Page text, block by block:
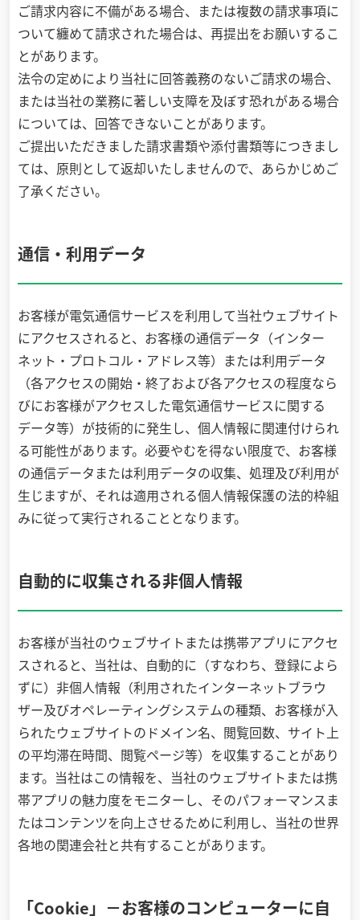
ご請求内容に不備がある場合、または複数の請求事項に
ついて纏めて請求された場合は、再提出をお願いするこ
とがあります。
法令の定めにより当社に回答義務のないご請求の場合、
または当社の業務に著しい支障を及ぼす恐れがある場合
については、回答できないことがあります。
ご提出いただきました請求書類や添付書類等につきまし
ては、原則として返却いたしませんので、あらかじめご
了承ください。
通信・利用データ
お客様が電気通信サービスを利用して当社ウェブサイト
にアクセスされると、お客様の通信データ（インター
ネット・プロトコル・アドレス等）または利用データ
（各アクセスの開始・終了および各アクセスの程度なら
びにお客様がアクセスした電気通信サービスに関する
データ等）が技術的に発生し、個人情報に関連付けられ
る可能性があります。必要やむを得ない限度で、お客様
の通信データまたは利用データの収集、処理及び利用が
生じますが、それは適用される個人情報保護の法的枠組
みに従って実行されることとなります。
自動的に収集される非個人情報
お客様が当社のウェブサイトまたは携帯アプリにアクセ
スされると、当社は、自動的に（すなわち、登録によら
ずに）非個人情報（利用されたインターネットブラウ
ザー及びオペレーティングシステムの種類、お客様が入
られたウェブサイトのドメイン名、閲覧回数、サイト上
の平均滞在時間、閲覧ページ等）を収集することがあり
ます。当社はこの情報を、当社のウェブサイトまたは携
帯アプリの魅力度をモニターし、そのパフォーマンスま
たはコンテンツを向上させるために利用し、当社の世界
各地の関連会社と共有することがあります。
「Cookie」－お客様のコンピューターに自